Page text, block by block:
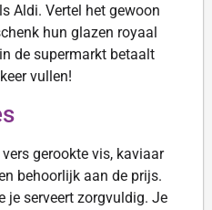
Aldi. Vertel het gewoon
hun glazen royaal
de supermarkt betaalt
vullen!
gerookte vis, kaviaar
behoorlijk aan de prijs.
je serveert zorgvuldig. Je